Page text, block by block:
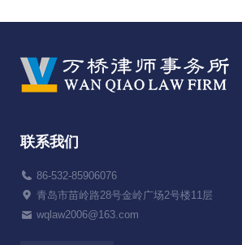
联系我们
86-532-85906076
青岛市苗岭路28号金岭广场2号楼11层
wqlaw2006@163.com